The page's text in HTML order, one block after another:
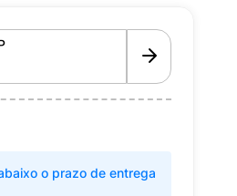
o prazo de entrega